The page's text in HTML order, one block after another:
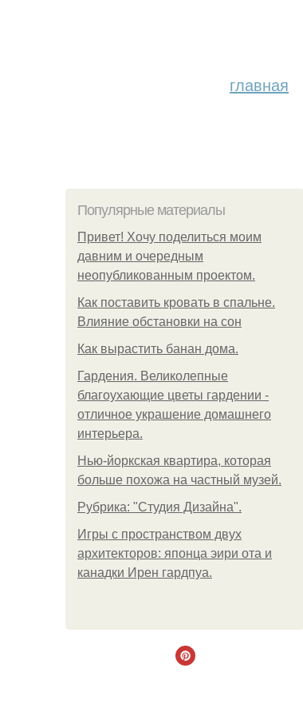
главная
Популярные материалы
Привет! Хочу поделиться моим
давним и очередным
неопубликованным проектом.
Как поставить кровать в спальне.
Влияние обстановки на сон
Как вырастить банан дома.
Гардения. Великолепные
благоухающие цветы гардении -
отличное украшение домашнего
интерьера.
Нью-йоркская квартира, которая
больше похожа на частный музей.
Рубрика: "Студия Дизайна".
Игры с пространством двух
архитекторов: японца эири ота и
канадки Ирен гардпуа.